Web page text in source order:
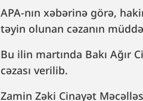
APA-nın xəbərinə görə,
təyin olunan cəzanın
Bu ilin martında Bakı Ağır
cəzası verilib.
Zamin Zəki Cinayət